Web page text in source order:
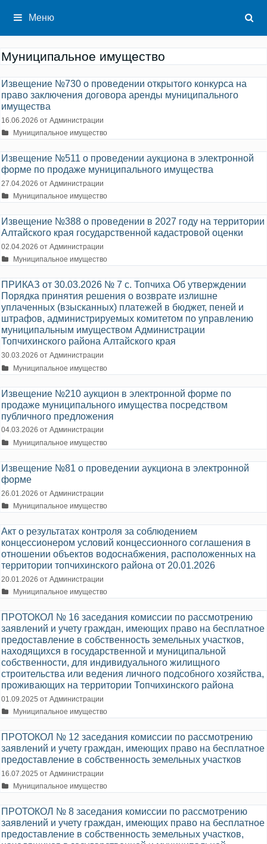
содержимому
Меню
Муниципальное имущество
Извещение №730 о проведении открытого конкурса на
право заключения договора аренды муниципального
имущества
16.06.2026 от Администрации
Рубрики
Муниципальное имущество
Извещение №511 о проведении аукциона в электронной
форме по продаже муниципального имущества
27.04.2026 от Администрации
Рубрики
Муниципальное имущество
Извещение №388 о проведении в 2027 году на территории
Алтайского края государственной кадастровой оценки
02.04.2026 от Администрации
Рубрики
Муниципальное имущество
ПРИКАЗ от 30.03.2026 № 7 с. Топчиха Об утверждении
Порядка принятия решения о возврате излишне
уплаченных (взысканных) платежей в бюджет, пеней и
штрафов, администрируемых комитетом по управлению
муниципальным имуществом Администрации
Топчихинского района Алтайского края
30.03.2026 от Администрации
Рубрики
Муниципальное имущество
Извещение №210 аукцион в электронной форме по
продаже муниципального имущества посредством
публичного предложения
04.03.2026 от Администрации
Рубрики
Муниципальное имущество
Извещение №81 о проведении аукциона в электронной
форме
26.01.2026 от Администрации
Рубрики
Муниципальное имущество
Акт о результатах контроля за соблюдением
концессионером условий концессионного соглашения в
отношении объектов водоснабжения, расположенных на
территории топчихинского района от 20.01.2026
20.01.2026 от Администрации
Рубрики
Муниципальное имущество
ПРОТОКОЛ № 16 заседания комиссии по рассмотрению
заявлений и учету граждан, имеющих право на бесплатное
предоставление в собственность земельных участков,
находящихся в государственной и муниципальной
собственности, для индивидуального жилищного
строительства или ведения личного подсобного хозяйства,
проживающих на территории Топчихинского района
01.09.2025 от Администрации
Рубрики
Муниципальное имущество
ПРОТОКОЛ № 12 заседания комиссии по рассмотрению
заявлений и учету граждан, имеющих право на бесплатное
предоставление в собственность земельных участков
16.07.2025 от Администрации
Рубрики
Муниципальное имущество
ПРОТОКОЛ № 8 заседания комиссии по рассмотрению
заявлений и учету граждан, имеющих право на бесплатное
предоставление в собственность земельных участков,